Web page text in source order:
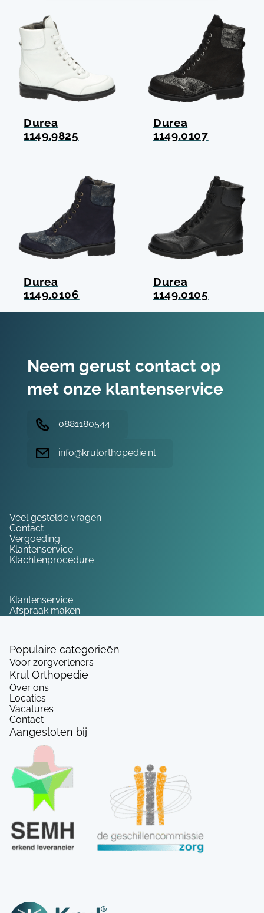
Durea
1149.9825
Durea
1149.0107
Durea
1149.0106
Durea
1149.0105
Neem gerust contact op
met onze klantenservice
0881180544
info@krulorthopedie.nl
Veel gestelde vragen
Contact
Vergoeding
Klantenservice
Klachtenprocedure
Klantenservice
Afspraak maken
Populaire categorieën
Voor zorgverleners
Krul Orthopedie
Over ons
Locaties
Vacatures
Contact
Aangesloten bij